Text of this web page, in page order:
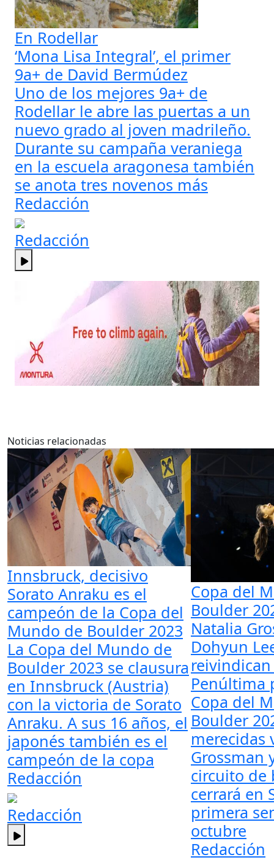
En Rodellar
‘Mona Lisa Integral’, el primer
9a+ de David Bermúdez
Uno de los mejores 9a+ de
Rodellar le abre las puertas a un
nuevo grado al joven madrileño.
Durante su campaña veraniega
en la escuela aragonesa también
se anota tres novenos más
Redacción
Redacción
Noticias relacionadas
Innsbruck, decisivo
Sorato Anraku es el
campeón de la Copa del
Mundo de Boulder 2023
La Copa del Mundo de
Boulder 2023 se clausura
en Innsbruck (Austria)
con la victoria de Sorato
Anraku. A sus 16 años, el
japonés también es el
campeón de la copa
Redacción
Redacción
Copa del
Boulder
Natalia
Dohyun
Penúltima
Copa del
Boulder
merecidas
Grossman
circuito de
cerrará en
primera
octubre
Redacción